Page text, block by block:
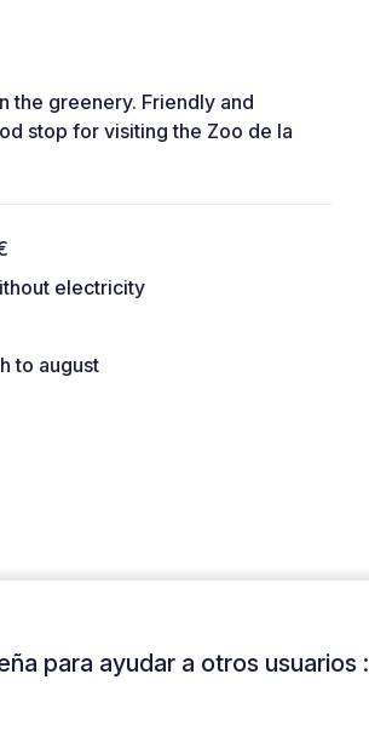
the greenery. Friendly and
stop for visiting the Zoo de la
electricity
to august
para ayudar a otros usuarios :